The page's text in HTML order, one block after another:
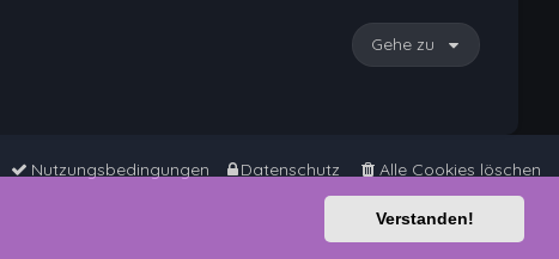
Verstanden!
Gehe zu
Alle Cookies löschen
Datenschutz
Nutzungsbedingungen